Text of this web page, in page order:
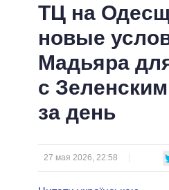
СОБЫТИЯ
СТАТЬИ
ОБЗОРЫ
ДАЙДЖЕСТЫ
ВСЕ ПОЛИТИКИ
ПРЕЗИДЕНТ И ОФИС
ВЕРХОВНАЯ РАДА
КАБИНЕТ МИНИСТРОВ
МЭРЫ
ВСЕ ПЕРСОНЫ
ВИДЕО
СРАВНЕНИЕ
ТЦ на
новые
Мадьяра
с
за день
27 мая 2026, 22:58